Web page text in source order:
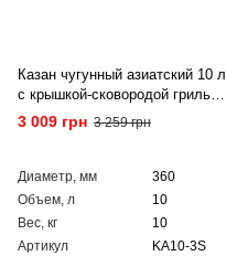
Казан чугунный азиатский 10 л
с крышкой-сковородой гриль и
подставкой
3 009 грн 3 259 грн
Диаметр, мм
360
Объем, л
10
Вес, кг
10
Артикул
KA10-3S